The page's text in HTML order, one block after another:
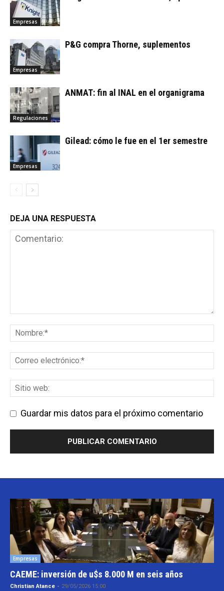
Empresas
Empresas
P&G compra Thorne, suplementos
Regulaciones
ANMAT: fin al INAL en el organigrama
Empresas
Gilead: cómo le fue en el 1er semestre
DEJA UNA RESPUESTA
Guardar mis datos para el próximo comentario
Empresas
CAEME: inversión de u$s 8.000 M en seis años
Christian Atance - 29/05/2026 15:00